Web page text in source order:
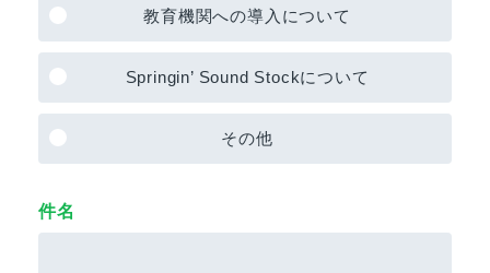
教育機関への導入について
Springin’ Sound Stockについて
その他
件名